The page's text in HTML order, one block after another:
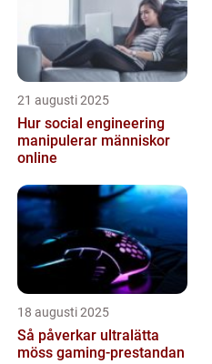
21 augusti 2025
Hur social engineering
manipulerar människor
online
18 augusti 2025
Så påverkar ultralätta
möss gaming-prestandan